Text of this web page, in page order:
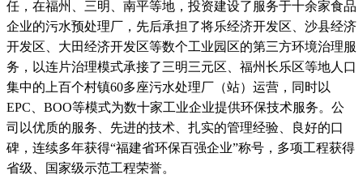
任，在福州、三明、南平等地，投资建设了服务于十余家食品
企业的污水预处理厂，先后承担了将乐经济开发区 、沙县经济
开发区、大田经济开发区等数个工业园区的第三方环境治理服
务，以连片治理模式承接了三明三元区、福州长乐区等地人口
集中的上百个村镇60多座污水处理厂（站）运营，同时以
EPC、BOO等模式为数十家工业企业提供环保技术服务。公
司以优质的服务、先进的技术、扎实的管理经验、良好的口
碑，连续多年获得“福建省环保百强企业”称号，多项工程获得
省级、国家级示范工程荣誉。